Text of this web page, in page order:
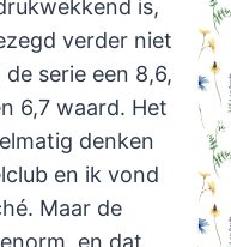
is,
verder niet
serie een 8,6,
6,7 waard. Het
denken
en ik vond
Maar de